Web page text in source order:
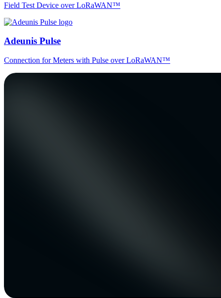
Field Test Device over LoRaWAN™
Adeunis Pulse
Connection for Meters with Pulse over LoRaWAN™